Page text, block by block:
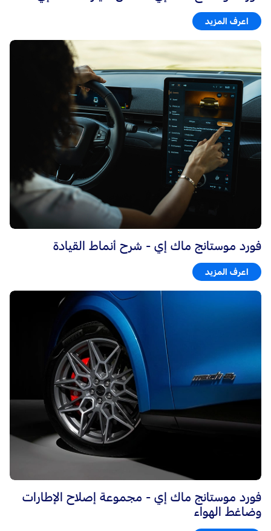
اعرف المزيد
فورد موستانج ماك إي - شرح أنماط القيادة
اعرف المزيد
فورد موستانج ماك إي - مجموعة إصلاح الإطارات
وضاغط الهواء